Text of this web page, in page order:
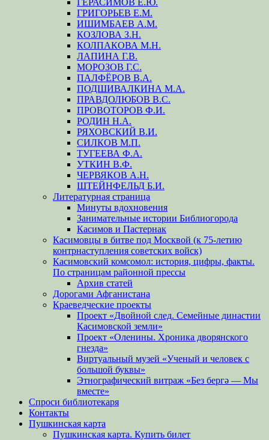
ГРИГОРЬЕВ Е.М.
ИШИМБАЕВ А.М.
КОЗЛОВА З.Н.
КОЛПАКОВА М.Н.
ЛАПИНА Г.В.
МОРОЗОВ Г.С.
ПАЛФЁРОВ В.А.
ПОДШИВАЛКИНА М.А.
ПРАВДОЛЮБОВ В.С.
ПРОВОТОРОВ Ф.И.
РОДИН Н.А.
РЯХОВСКИЙ В.И.
СИЛКОВ М.П.
ТУГЕЕВА Ф.А.
УТКИН В.Ф.
ЧЕРВЯКОВ А.Н.
ШТЕЙНФЕЛЬД Б.И.
Литературная страница
Минуты вдохновения
Занимательные истории Библиогорода
Касимов и Пастернак
Касимовцы в битве под Москвой (к 75-летию
контрнаступления советских войск)
Касимовский комсомол: история, цифры, факты.
По страницам районной прессы
Архив статей
Дорогами Афганистана
Краеведческие проекты
Проект «Двойной след. Семейные династии
Касимовской земли»
Проект «Оленины. Хроника дворянского
гнезда»
Виртуальный музей «Ученый и человек с
большой буквы»
Этнографический витраж «Без бергə — Мы
вместе»
Спроси библиотекаря
Контакты
Пушкинская карта
Пушкинская карта. Купить билет